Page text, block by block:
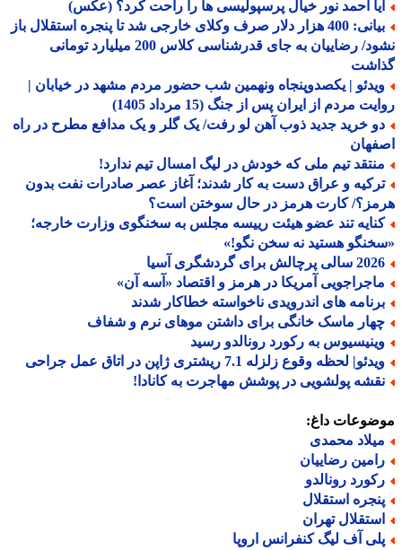
احمد نور خیال پرسپولیسی ها را راحت کرد؟ (عکس)
بیانی: 400 هزار دلار صرف وکلای خارجی شد تا پنجره استقلال باز
نشود/ رضاییان به جای قدرشناسی کلاس 200 میلیارد تومانی
| یکصدوپنجاه ونهمین شب حضور مردم مشهد در خیابان |
مردم از ایران پس از جنگ (15 مرداد 1405)
خرید جدید ذوب آهن لو رفت/ یک گلر و یک مدافع مطرح در راه
تیم ملی که خودش در لیگ امسال تیم ندارد!
و عراق دست به کار شدند؛ آغاز عصر صادرات نفت بدون
کارت هرمز در حال سوختن است؟
تند عضو هیئت رییسه مجلس به سخنگوی وزارت خارجه؛
هستید نه سخن نگو!»
پرچالش برای گردشگری آسیا
آمریکا در هرمز و اقتصاد «آسه آن»
های اندرویدی ناخواسته خطاکار شدند
ماسک خانگی برای داشتن موهای نرم و شفاف
به رکورد رونالدو رسید
لحظه وقوع زلزله 7.1 ریشتری ژاپن در اتاق عمل جراحی
پولشویی در پوشش مهاجرت به کانادا!
داغ:
محمدی
رضاییان
رونالدو
استقلال
تهران
آف لیگ کنفرانس اروپا